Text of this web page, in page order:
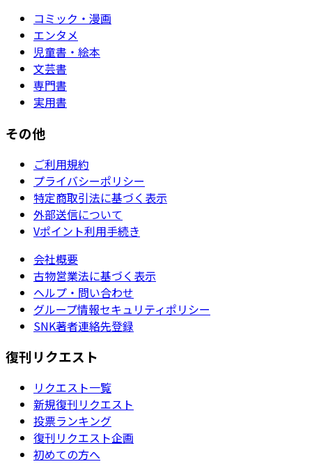
コミック・漫画
エンタメ
児童書・絵本
文芸書
専門書
実用書
その他
ご利用規約
プライバシーポリシー
特定商取引法に基づく表示
外部送信について
Vポイント利用手続き
会社概要
古物営業法に基づく表示
ヘルプ・問い合わせ
グループ情報セキュリティポリシー
SNK著者連絡先登録
復刊リクエスト
リクエスト一覧
新規復刊リクエスト
投票ランキング
復刊リクエスト企画
初めての方へ